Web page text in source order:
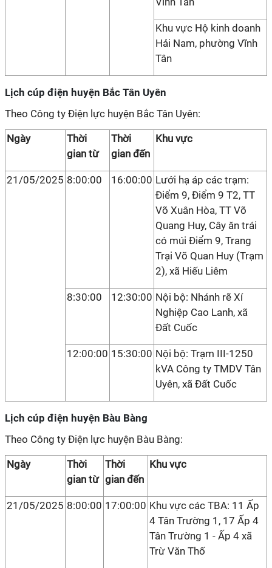
Khu vực Hộ kinh doanh
Hải Nam, phường Vĩnh
Tân
Lịch cúp điện huyện Bắc Tân Uyên
Theo Công ty Điện lực huyện Bắc Tân Uyên:
Ngày
Thời
gian từ
Thời
gian đến
Khu vực
21/05/2025 8:00:00 16:00:00 Lưới hạ áp các trạm:
Điểm 9, Điểm 9 T2, TT
Võ Xuân Hòa, TT Võ
Quang Huy, Cây ăn trái
có múi Điểm 9, Trang
Trại Võ Quan Huy (Trạm
2), xã Hiếu Liêm
8:30:00 12:30:00 Nội bộ: Nhánh rẽ Xí
Nghiệp Cao Lanh, xã
Đất Cuốc
12:00:00 15:30:00 Nội bộ: Trạm III-1250
kVA Công ty TMDV Tân
Uyên, xã Đất Cuốc
Lịch cúp điện huyện Bàu Bàng
Theo Công ty Điện lực huyện Bàu Bàng:
Ngày
Thời
gian từ
Thời
gian đến
Khu vực
21/05/2025 8:00:00 17:00:00 Khu vực các TBA: 11 Ấp
4 Tân Trường 1, 17 Ấp 4
Tân Trường 1 - Ấp 4 xã
Trừ Văn Thố